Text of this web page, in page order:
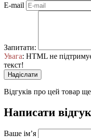
E-mail
Запитати:
Увага: HTML не
текст!
Надіслати
Відгуків про цей товар
Написати відгук
Ваше ім’я